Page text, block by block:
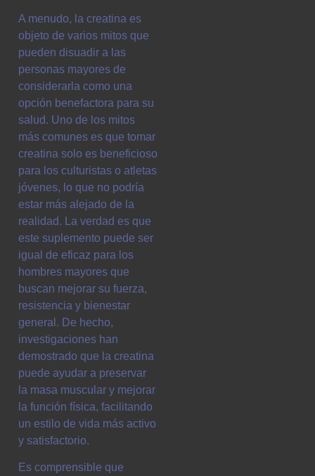
A menudo, la creatina es
objeto de varios mitos que
pueden disuadir a las
personas mayores de
considerarla como una
opción benefactora para su
salud. Uno de los mitos
más comunes es que tomar
creatina solo es beneficioso
para los culturistas o atletas
jóvenes, lo que no podría
estar más alejado de la
realidad. La verdad es que
este suplemento puede ser
igual de eficaz para los
hombres mayores que
buscan mejorar su fuerza,
resistencia y bienestar
general. De hecho,
investigaciones han
demostrado que la creatina
puede ayudar a preservar
la masa muscular y mejorar
la función física, facilitando
un estilo de vida más activo
y satisfactorio.
Es comprensible que